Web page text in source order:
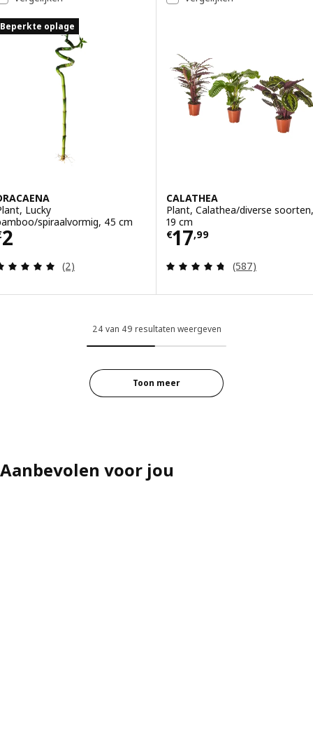
Beperkte oplage
Lucky
spiraalvormig, 45 cm
2 € 2
Beoordeling: 5 van 5 sterren. Totaal
(2)
CALATHEA
Plant, Calathea/diverse soorten,
19 cm
€17,99
Prijs € 17,99
Beoordeling:
(587)
24 van 49 resultaten weergeven
Toon meer
Aanbevolen voor jou